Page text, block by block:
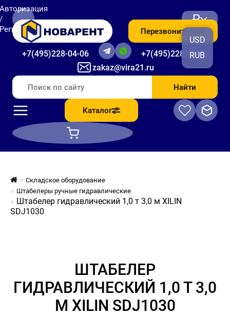
zakaz@vira21.ru
+7(495)228-04-06 +7(495)228-06-56
Перезвоните мне
₽
USD
RUB
Найти
Каталог
Складское оборудование
Штабелеры ручные гидравлические
Штабелер гидравлический 1,0 т 3,0 м XILIN
SDJ1030
ШТАБЕЛЕР
ГИДРАВЛИЧЕСКИЙ 1,0 Т 3,0
М XILIN SDJ1030